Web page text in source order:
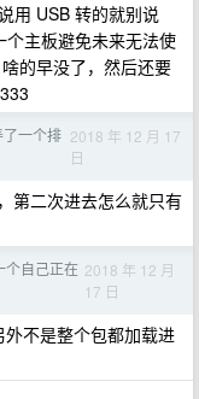
用 USB 转的就别说
主板避免未来无法使
的早没了，然后还要
一个排 2018 年 12 月 17
日
第二次进去怎么就只有
个自己正在 2018 年 12 月
17 日
不是整个包都加载进